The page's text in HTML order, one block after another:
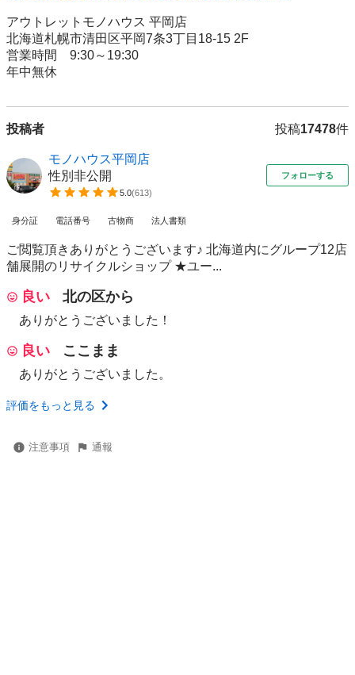
アウトレットモノハウス 平岡店
北海道札幌市清田区平岡7条3丁目18-15 2F
営業時間　9:30～19:30
年中無休
投稿者 投稿17478件
モノハウス平岡店
性別非公開
5.0(613)
フォローする
身分証 電話番号 古物商 法人書類
ご閲覧頂きありがとうございます♪ 北海道内にグループ12店
舗展開のリサイクルショップ ★ユー...
良い 北の区から
ありがとうございました！
良い ここまま
ありがとうございました。
評価をもっと見る
注意事項 通報